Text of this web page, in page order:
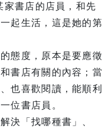
家書店的店員，和先
起生活，這是她的第
態度，原本是要應徵
書店有關的內容；當
也喜歡閱讀，能順利
位書店員。
決「找哪種書」、